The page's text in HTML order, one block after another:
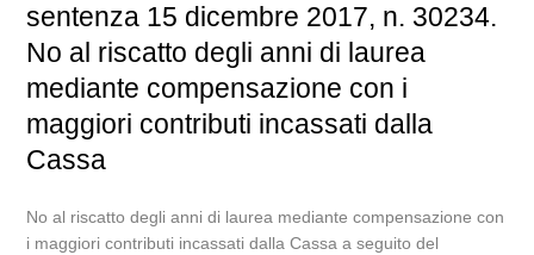
sentenza 15 dicembre 2017, n. 30234.
No al riscatto degli anni di laurea
mediante compensazione con i
maggiori contributi incassati dalla
Cassa
No al riscatto degli anni di laurea mediante compensazione con
i maggiori contributi incassati dalla Cassa a seguito del